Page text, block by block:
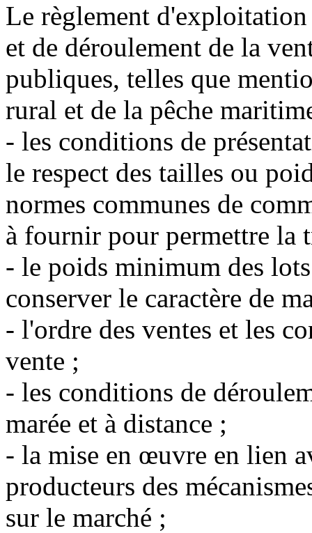
Le règlement
et de déroulement de la
publiques, telles que
rural et de la pêche
- les conditions de
le respect des tailles ou
normes communes de
à fournir pour permettre la
- le poids minimum des
conserver le caractère de
- l'ordre des ventes et les
vente ;
- les conditions de
marée et à distance ;
- la mise en œuvre en lien
producteurs des
sur le marché ;